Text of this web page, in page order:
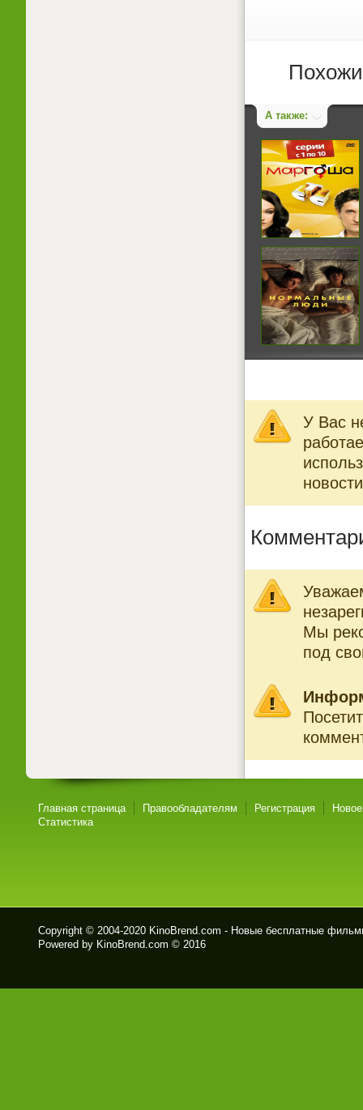
А также:
У Вас
Мы
под
Главная страница Правообладателям Регистрация
Статистика
Copyright © 2004-2020 KinoBrend.com - Новые бесплатные
Powered by KinoBrend.com © 2016